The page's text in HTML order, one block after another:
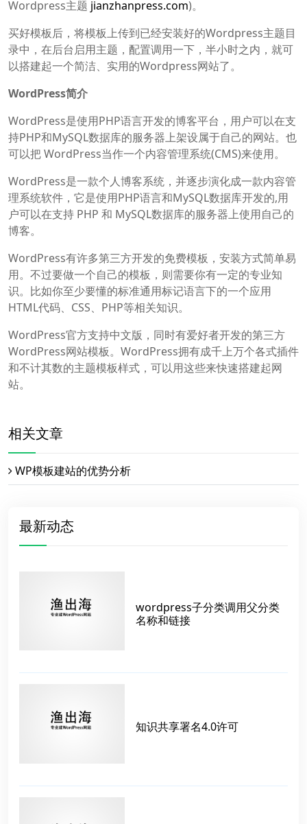
Wordpress主题 jianzhanpress.com)。
买好模板后，将模板上传到已经安装好的Wordpress主题目
录中，在后台启用主题，配置调用一下，半小时之内，就可
以搭建起一个简洁、实用的Wordpress网站了。
WordPress简介
WordPress是使用PHP语言开发的博客平台，用户可以在支
持PHP和MySQL数据库的服务器上架设属于自己的网站。也
可以把 WordPress当作一个内容管理系统(CMS)来使用。
WordPress是一款个人博客系统，并逐步演化成一款内容管
理系统软件，它是使用PHP语言和MySQL数据库开发的,用
户可以在支持 PHP 和 MySQL数据库的服务器上使用自己的
博客。
WordPress有许多第三方开发的免费模板，安装方式简单易
用。不过要做一个自己的模板，则需要你有一定的专业知
识。比如你至少要懂的标准通用标记语言下的一个应用
HTML代码、CSS、PHP等相关知识。
WordPress官方支持中文版，同时有爱好者开发的第三方
WordPress网站模板。WordPress拥有成千上万个各式插件
和不计其数的主题模板样式，可以用这些来快速搭建起网
站。
相关文章
WP模板建站的优势分析
最新动态
wordpress子分类调用父分类
名称和链接
知识共享署名4.0许可